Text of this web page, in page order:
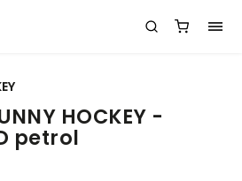
HOCKEY -
petrol